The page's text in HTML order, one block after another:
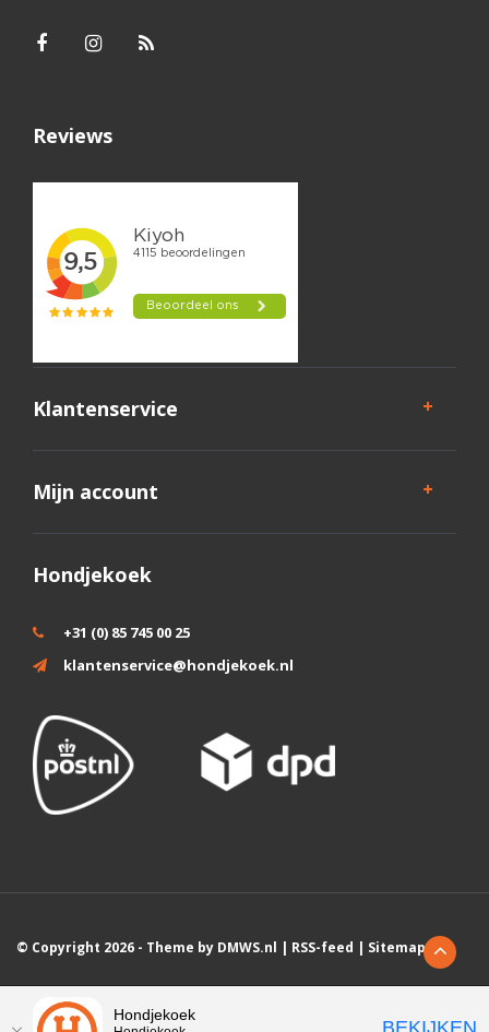
Reviews
Klantenservice
Mijn account
Hondjekoek
+31 (0) 85 745 00 25
klantenservice@hondjekoek.nl
© Copyright 2026 - Theme by DMWS.nl RSS-feed Sitemap
Wij slaan cookies op om onze website te verbeteren. Is dat akkoord?
Hondjekoek
BEKIJKEN